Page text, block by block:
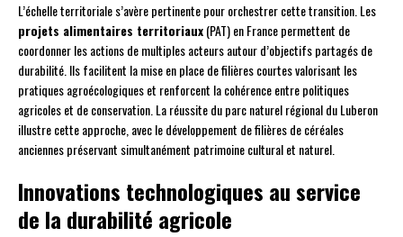
L’échelle territoriale s’avère pertinente pour orchestrer cette transition. Les
projets alimentaires territoriaux(PAT) en France permettent de
coordonner les actions de multiples acteurs autour d’objectifs partagés de
durabilité. Ils facilitent la mise en place de filières courtes valorisant les
pratiques agroécologiques et renforcent la cohérence entre politiques
agricoles et de conservation. La réussite du parc naturel régional du Luberon
illustre cette approche, avec le développement de filières de céréales
anciennes préservant simultanément patrimoine cultural et naturel.
Innovations technologiques au service
de la durabilité agricole